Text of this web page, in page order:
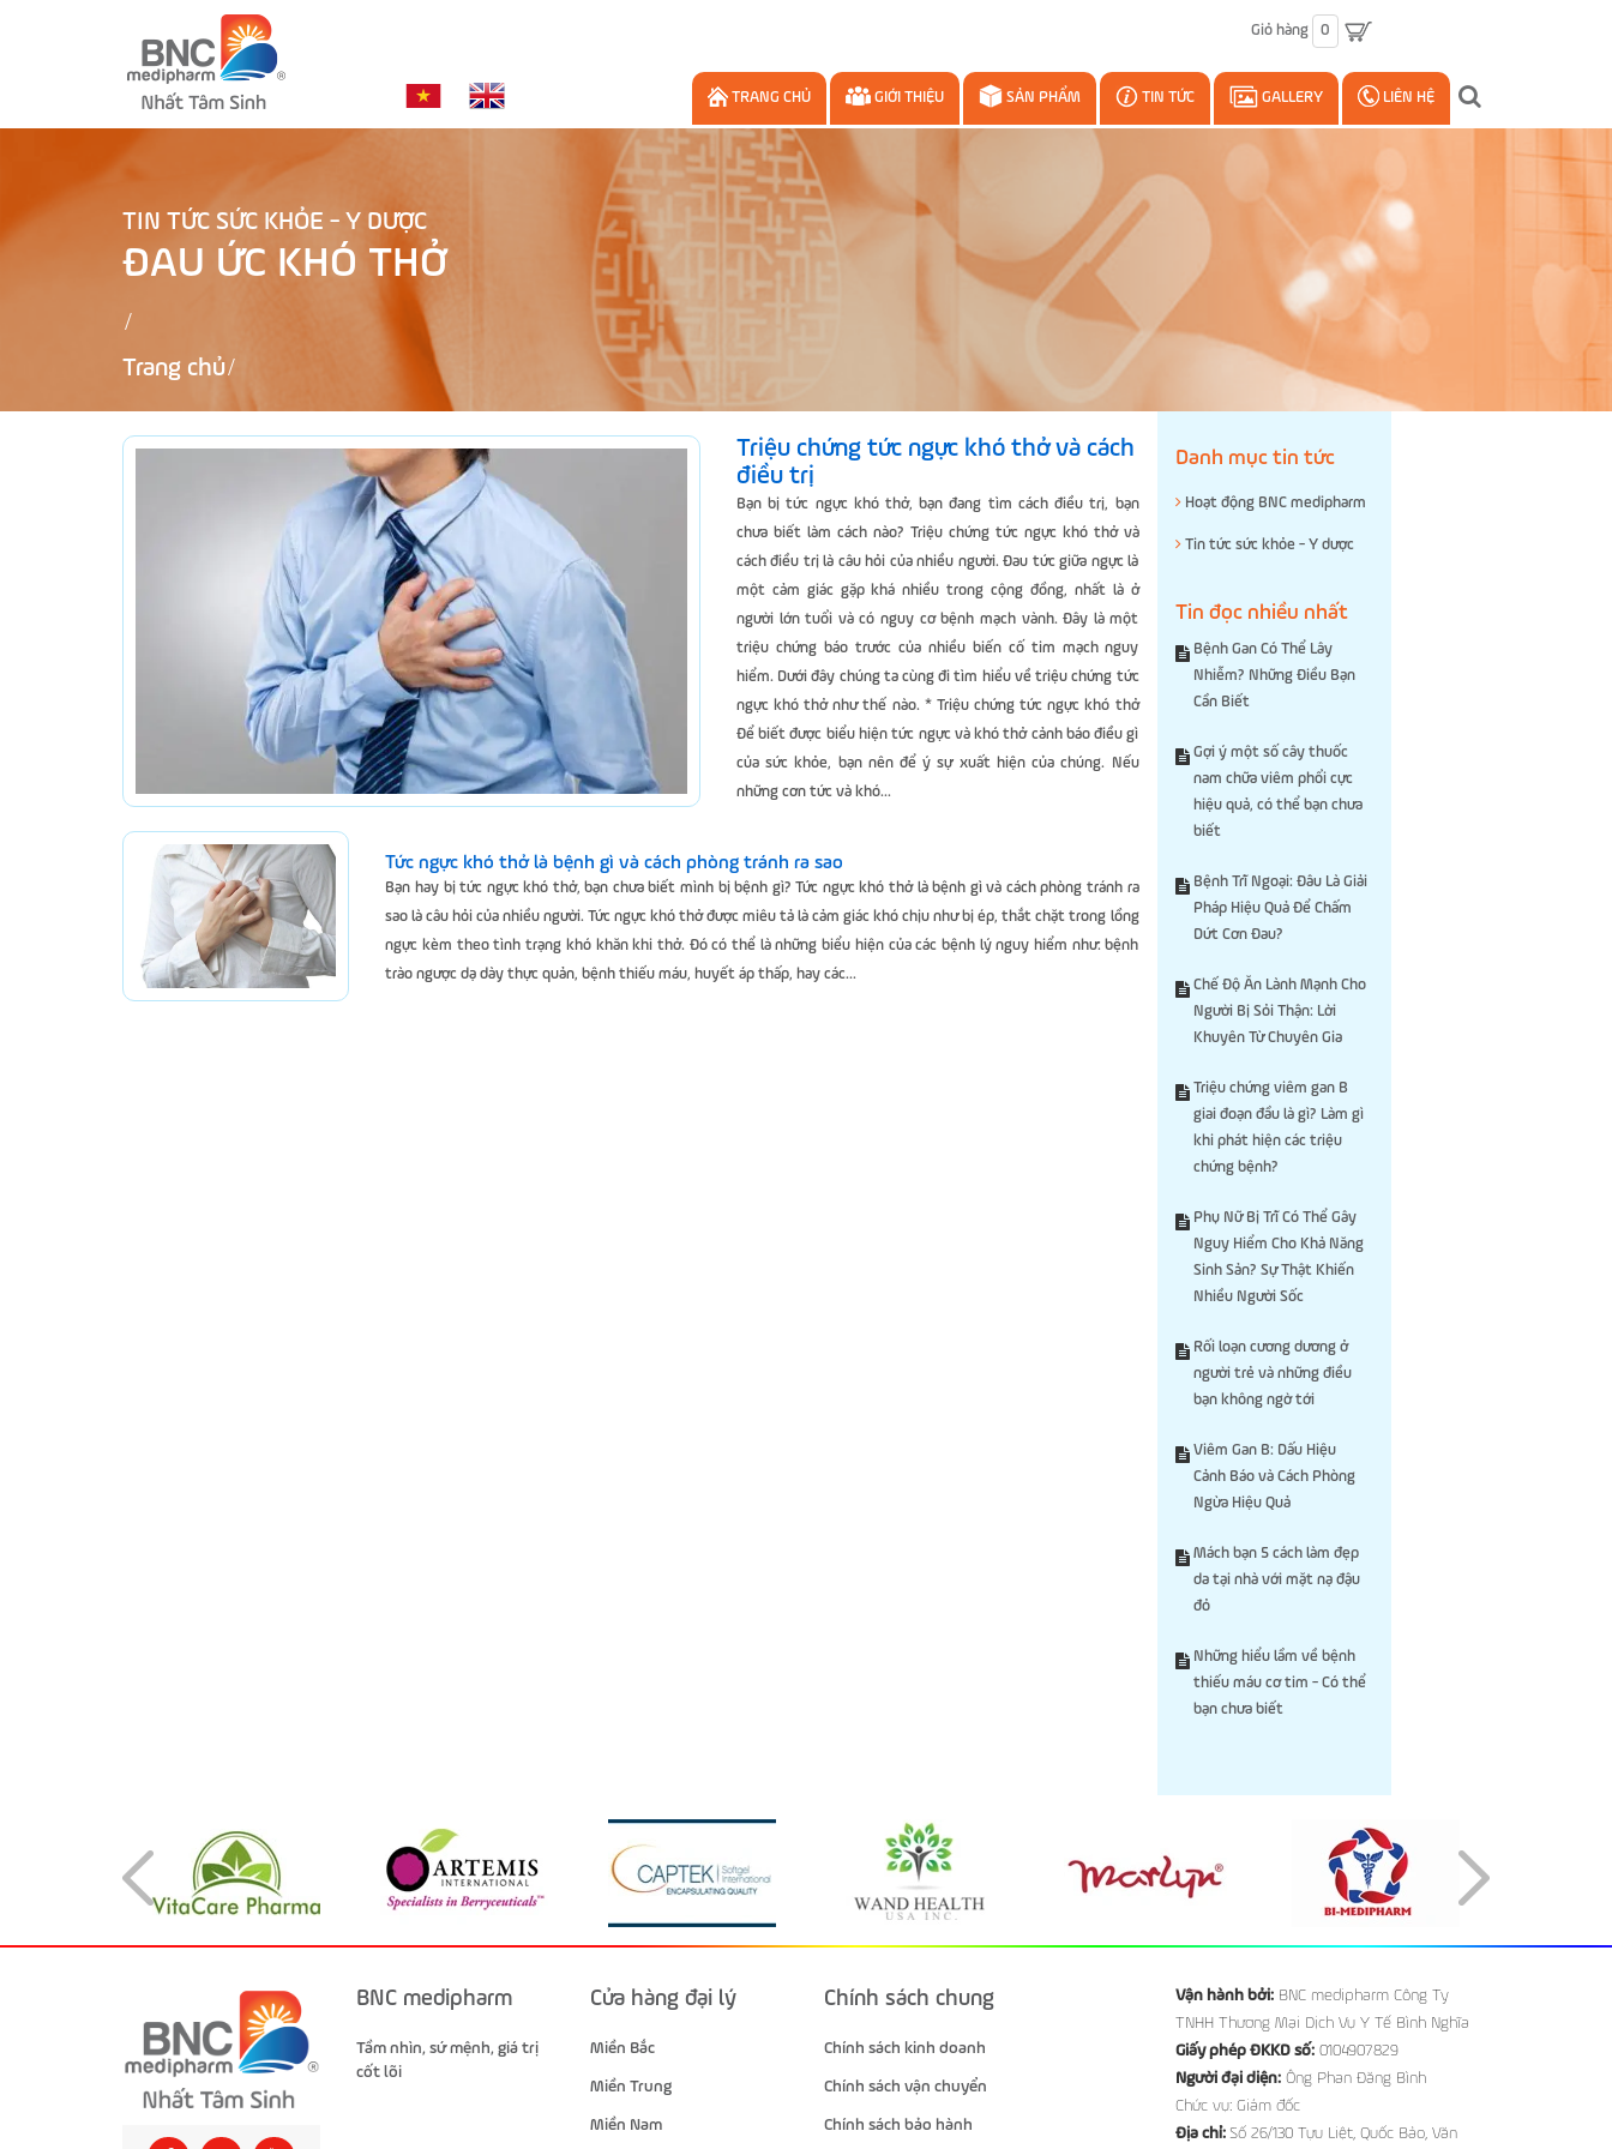
Giỏ hàng 0
TRANG CHỦ GIỚI THIỆU SẢN PHẨM TIN TỨC GALLERY LIÊN HỆ
TIN TỨC SỨC KHỎE - Y DƯỢC
ĐAU ỨC KHÓ THỞ
Trang chủ
Triệu chứng tức ngực khó thở và cách
điều trị
Bạn bị tức ngực khó thở, bạn đang tìm cách điều trị, bạn
chưa biết làm cách nào? Triệu chứng tức ngực khó thở và
cách điều trị là câu hỏi của nhiều người. Đau tức giữa ngực là
một cảm giác gặp khá nhiều trong cộng đồng, nhất là ở
người lớn tuổi và có nguy cơ bệnh mạch vành. Đây là một
triệu chứng báo trước của nhiều biến cố tim mạch nguy
hiểm. Dưới đây chúng ta cùng đi tìm hiểu về triệu chứng tức
ngực khó thở như thế nào. * Triệu chứng tức ngực khó thở
Để biết được biểu hiện tức ngực và khó thở cảnh báo điều gì
của sức khỏe, bạn nên để ý sự xuất hiện của chúng. Nếu
những cơn tức và khó...
Tức ngực khó thở là bệnh gì và cách phòng tránh ra sao
Bạn hay bị tức ngực khó thở, bạn chưa biết mình bị bệnh gì? Tức ngực khó thở là bệnh gì và cách phòng tránh ra
sao là câu hỏi của nhiều người. Tức ngực khó thở được miêu tả là cảm giác khó chịu như bị ép, thắt chặt trong lồng
ngực kèm theo tình trạng khó khăn khi thở. Đó có thể là những biểu hiện của các bệnh lý nguy hiểm như: bệnh
trào ngược dạ dày thực quản, bệnh thiếu máu, huyết áp thấp, hay các...
Danh mục tin tức
Hoạt động BNC medipharm
Tin tức sức khỏe - Y dược
Tin đọc nhiều nhất
Bệnh Gan Có Thể Lây
Nhiễm? Những Điều Bạn
Cần Biết
Gợi ý một số cây thuốc
nam chữa viêm phổi cực
hiệu quả, có thể bạn chưa
biết
Bệnh Trĩ Ngoại: Đâu Là Giải
Pháp Hiệu Quả Để Chấm
Dứt Cơn Đau?
Chế Độ Ăn Lành Mạnh Cho
Người Bị Sỏi Thận: Lời
Khuyên Từ Chuyên Gia
Triệu chứng viêm gan B
giai đoạn đầu là gì? Làm gì
khi phát hiện các triệu
chứng bệnh?
Phụ Nữ Bị Trĩ Có Thể Gây
Nguy Hiểm Cho Khả Năng
Sinh Sản? Sự Thật Khiến
Nhiều Người Sốc
Rối loạn cương dương ở
người trẻ và những điều
bạn không ngờ tới
Viêm Gan B: Dấu Hiệu
Cảnh Báo và Cách Phòng
Ngừa Hiệu Quả
Mách bạn 5 cách làm đẹp
da tại nhà với mặt nạ đậu
đỏ
Những hiểu lầm về bệnh
thiếu máu cơ tim - Có thể
bạn chưa biết
BNC medipharm
Tầm nhìn, sứ mệnh, giá trị
cốt lõi
Cửa hàng đại lý
Miền Bắc
Miền Trung
Miền Nam
Chính sách chung
Chính sách kinh doanh
Chính sách vận chuyển
Chính sách bảo hành
Vận hành bởi: BNC medipharm Công Ty
TNHH Thương Mại Dịch Vụ Y Tế Bình Nghĩa
Giấy phép ĐKKD số: 0104907829
Người đại diện: Ông Phan Đăng Bình
Chức vụ: Giám đốc
Địa chỉ: Số 26/130 Tựu Liệt, Quốc Bảo, Văn